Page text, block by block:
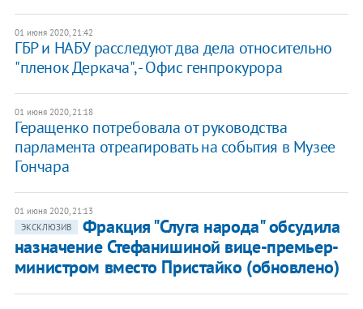
01 июня 2020, 21:42
ГБР и НАБУ расследуют два дела относительно
"пленок Деркача", - Офис генпрокурора
01 июня 2020, 21:18
Геращенко потребовала от руководства
парламента отреагировать на события в Музее
Гончара
01 июня 2020, 21:13
ЭКСКЛЮЗИВ
Фракция "Слуга народа" обсудила
назначение Стефанишиной вице-премьер-
министром вместо Пристайко (обновлено)